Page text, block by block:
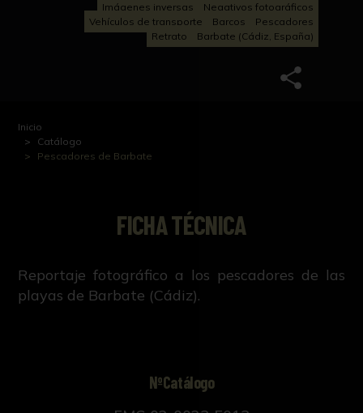
Imágenes inversas
Negativos fotográficos
Vehículos de transporte
Barcos
Pescadores
Retrato
Barbate (Cádiz, España)
Inicio
Catálogo
Pescadores de Barbate
FICHA TÉCNICA
Reportaje fotográfico a los pescadores de las
playas de Barbate (Cádiz).
NºCatálogo